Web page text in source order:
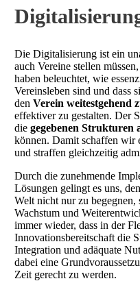
Die Digitalisierung ist ein
auch Vereine stellen
haben beleuchtet, wie
Vereinsleben sind und dass
den Verein weitestgehend
effektiver zu gestalten. Der
die gegebenen Strukturen
können. Damit schaffen
und straffen gleichzeitig
Durch die zunehmende
Lösungen gelingt es uns,
Welt nicht nur zu begegnen,
Wachstum und
immer wieder, dass in der
Innovationsbereitschaft die
Integration und adäquate
dabei eine
Zeit gerecht zu werden.